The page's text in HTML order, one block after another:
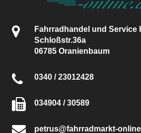
Fahrradhandel und Service
Schloßstr.36a
06785 Oranienbaum
0340 / 23012428
034904 / 30589
petrus@fahrradmarkt-